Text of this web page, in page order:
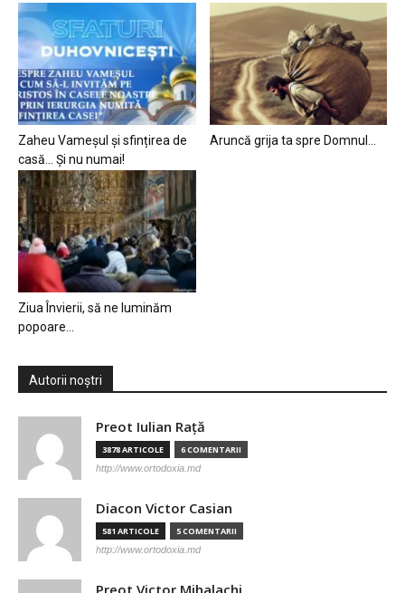
Zaheu Vameșul și sfințirea de
casă… Și nu numai!
Aruncă grija ta spre Domnul…
Ziua Învierii, să ne luminăm
popoare…
Autorii noștri
Preot Iulian Raţă
3878 ARTICOLE 6 COMENTARII
http://www.ortodoxia.md
Diacon Victor Casian
581 ARTICOLE 5 COMENTARII
http://www.ortodoxia.md